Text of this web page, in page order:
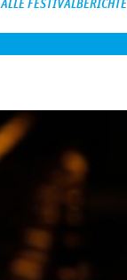
ALLE FESTIVALBERICHTE